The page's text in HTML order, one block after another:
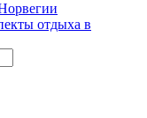
отдыха в